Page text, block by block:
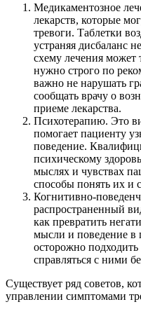
Медикаментозное
лекарств, которые
тревоги. Таблетки
устраняя дисбаланс
схему лечения может
нужно строго по
важно не нарушать
сообщать врачу о
приеме лекарства.
Психотерапию. Это
помогает пациенту
поведение.
психическому
мыслях и чувствах
способы понять их и
Когнитивно-
распространенный
как превратить
мысли и поведение в
осторожно
справляться с ними
Существует ряд советов,
управлении симптомами